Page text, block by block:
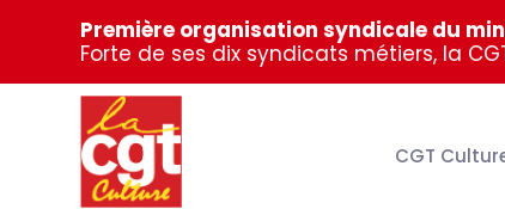
Première organisation syndicale du
Forte de ses dix syndicats métiers, la
CGT